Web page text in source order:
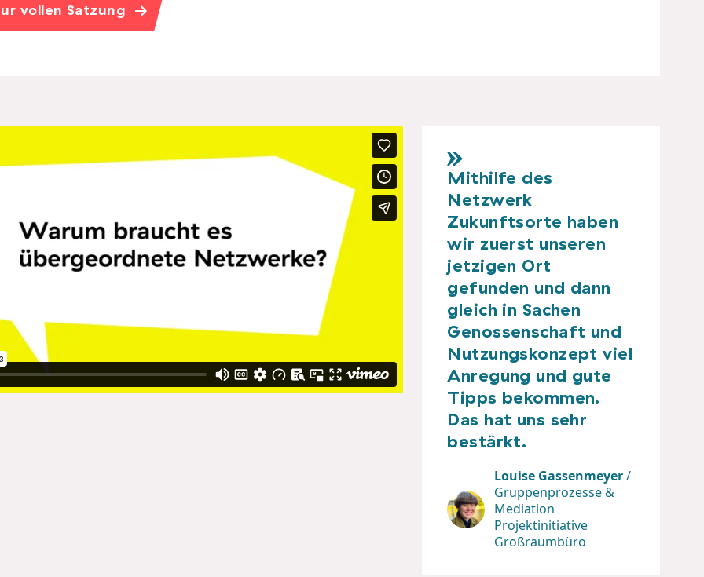
vollen Satzung
Mithilfe des
Netzwerk
Zukunftsorte haben
wir zuerst unseren
jetzigen Ort
gefunden und dann
gleich in Sachen
Genossenschaft und
Nutzungskonzept viel
Anregung und gute
Tipps bekommen.
Das hat uns sehr
bestärkt.
Louise Gassenmeyer/
Gruppenprozesse &
Mediation
Projektinitiative
Großraumbüro